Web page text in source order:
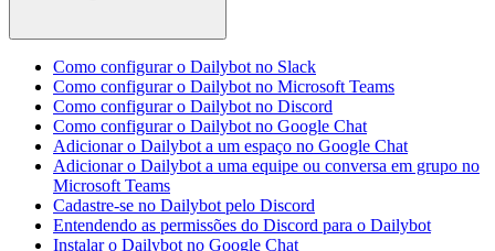
Como configurar o Dailybot no Slack
Como configurar o Dailybot no Microsoft Teams
Como configurar o Dailybot no Discord
Como configurar o Dailybot no Google Chat
Adicionar o Dailybot a um espaço no Google Chat
Adicionar o Dailybot a uma equipe ou conversa em grupo no
Microsoft Teams
Cadastre-se no Dailybot pelo Discord
Entendendo as permissões do Discord para o Dailybot
Instalar o Dailybot no Google Chat